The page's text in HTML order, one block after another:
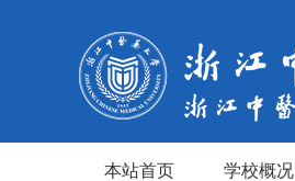
本站首页 学校概况